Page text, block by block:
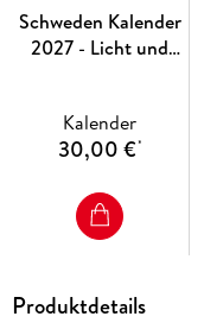
Schweden Kalender
2027 - Licht und
Kalender
30,00 €*
Produktdetails